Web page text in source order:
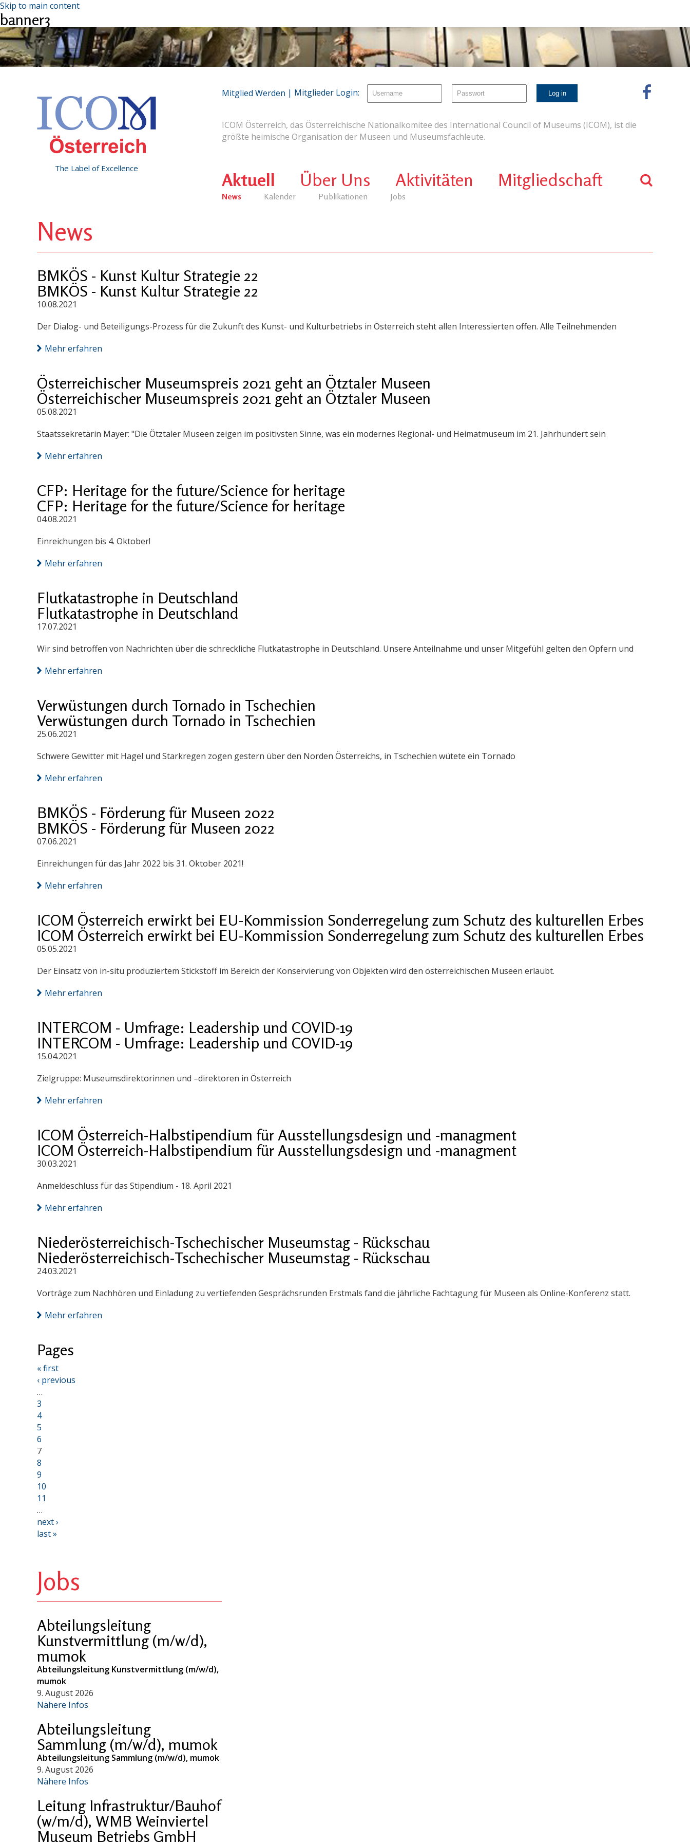
Skip to main content
banner3
The Label of Excellence
ICOM Österreich, das Österreichische Nationalkomitee des International Council of Museums (ICOM), ist die
größte heimische Organisation der Museen und Museumsfachleute.
Aktuell
News Kalender Publikationen Jobs
Über Uns Aktivitäten Mitgliedschaft
Mitglied Werden | Mitglieder Login:
News
BMKÖS - Kunst Kultur Strategie 22
BMKÖS - Kunst Kultur Strategie 22
10.08.2021
Der Dialog- und Beteiligungs-Prozess für die Zukunft des Kunst- und Kulturbetriebs in Österreich steht allen Interessierten offen. Alle Teilnehmenden
Mehr erfahren
Österreichischer Museumspreis 2021 geht an Ötztaler Museen
Österreichischer Museumspreis 2021 geht an Ötztaler Museen
05.08.2021
Staatssekretärin Mayer: "Die Ötztaler Museen zeigen im positivsten Sinne, was ein modernes Regional- und Heimatmuseum im 21. Jahrhundert sein
Mehr erfahren
CFP: Heritage for the future/Science for heritage
CFP: Heritage for the future/Science for heritage
04.08.2021
Einreichungen bis 4. Oktober!
Mehr erfahren
Flutkatastrophe in Deutschland
Flutkatastrophe in Deutschland
17.07.2021
Wir sind betroffen von Nachrichten über die schreckliche Flutkatastrophe in Deutschland. Unsere Anteilnahme und unser Mitgefühl gelten den Opfern und
Mehr erfahren
Verwüstungen durch Tornado in Tschechien
Verwüstungen durch Tornado in Tschechien
25.06.2021
Schwere Gewitter mit Hagel und Starkregen zogen gestern über den Norden Österreichs, in Tschechien wütete ein Tornado
Mehr erfahren
BMKÖS - Förderung für Museen 2022
BMKÖS - Förderung für Museen 2022
07.06.2021
Einreichungen für das Jahr 2022 bis 31. Oktober 2021!
Mehr erfahren
ICOM Österreich erwirkt bei EU-Kommission Sonderregelung zum Schutz des kulturellen Erbes
ICOM Österreich erwirkt bei EU-Kommission Sonderregelung zum Schutz des kulturellen Erbes
05.05.2021
Der Einsatz von in-situ produziertem Stickstoff im Bereich der Konservierung von Objekten wird den österreichischen Museen erlaubt.
Mehr erfahren
INTERCOM - Umfrage: Leadership und COVID-19
INTERCOM - Umfrage: Leadership und COVID-19
15.04.2021
Zielgruppe: Museumsdirektorinnen und –direktoren in Österreich
Mehr erfahren
ICOM Österreich-Halbstipendium für Ausstellungsdesign und -managment
ICOM Österreich-Halbstipendium für Ausstellungsdesign und -managment
30.03.2021
Anmeldeschluss für das Stipendium - 18. April 2021
Mehr erfahren
Niederösterreichisch-Tschechischer Museumstag - Rückschau
Niederösterreichisch-Tschechischer Museumstag - Rückschau
24.03.2021
Vorträge zum Nachhören und Einladung zu vertiefenden Gesprächsrunden Erstmals fand die jährliche Fachtagung für Museen als Online-Konferenz statt.
Mehr erfahren
Pages
« first
‹ previous
…
3
4
5
6
7
8
9
10
11
…
next ›
last »
Jobs
Abteilungsleitung
Kunstvermittlung (m/w/d),
mumok
Abteilungsleitung Kunstvermittlung (m/w/d),
mumok
9. August 2026
Nähere Infos
Abteilungsleitung
Sammlung (m/w/d), mumok
Abteilungsleitung Sammlung (m/w/d), mumok
9. August 2026
Nähere Infos
Leitung Infrastruktur/Bauhof
(w/m/d), WMB Weinviertel
Museum Betriebs GmbH